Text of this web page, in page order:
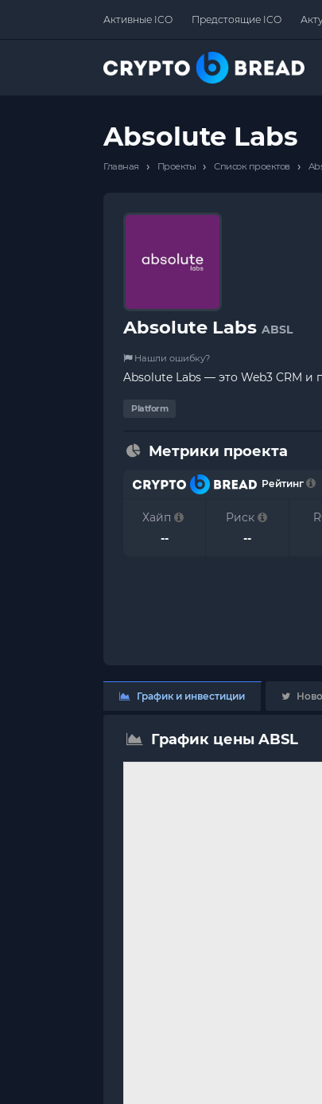
Активные ICO Предстоящие ICO
Absolute Labs
Главная › Проекты › Список проектов ›
Absolute Labs ABSL
Нашли ошибку?
Absolute Labs — это Web3 CRM
Platform
Метрики проекта
Рейтинг
Хайп
--
Риск
--
График и инвестиции
График цены ABSL